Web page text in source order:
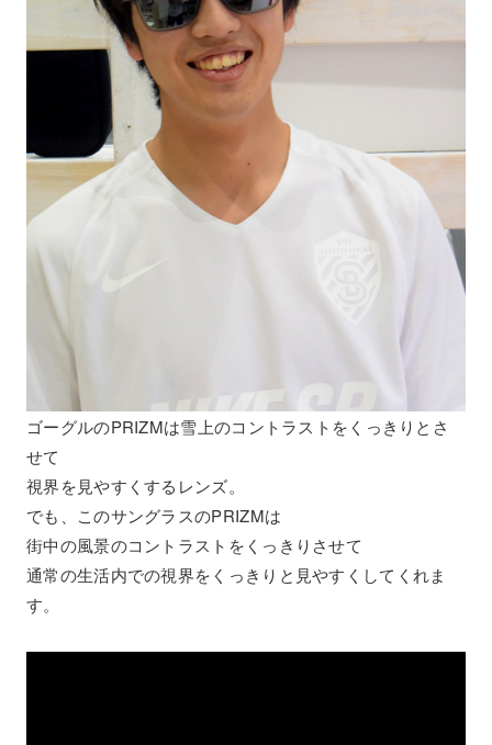
ゴーグルのPRIZMは雪上のコントラストをくっきりとさ
せて
視界を見やすくするレンズ。
でも、このサングラスのPRIZMは
街中の風景のコントラストをくっきりさせて
通常の生活内での視界をくっきりと見やすくしてくれま
す。